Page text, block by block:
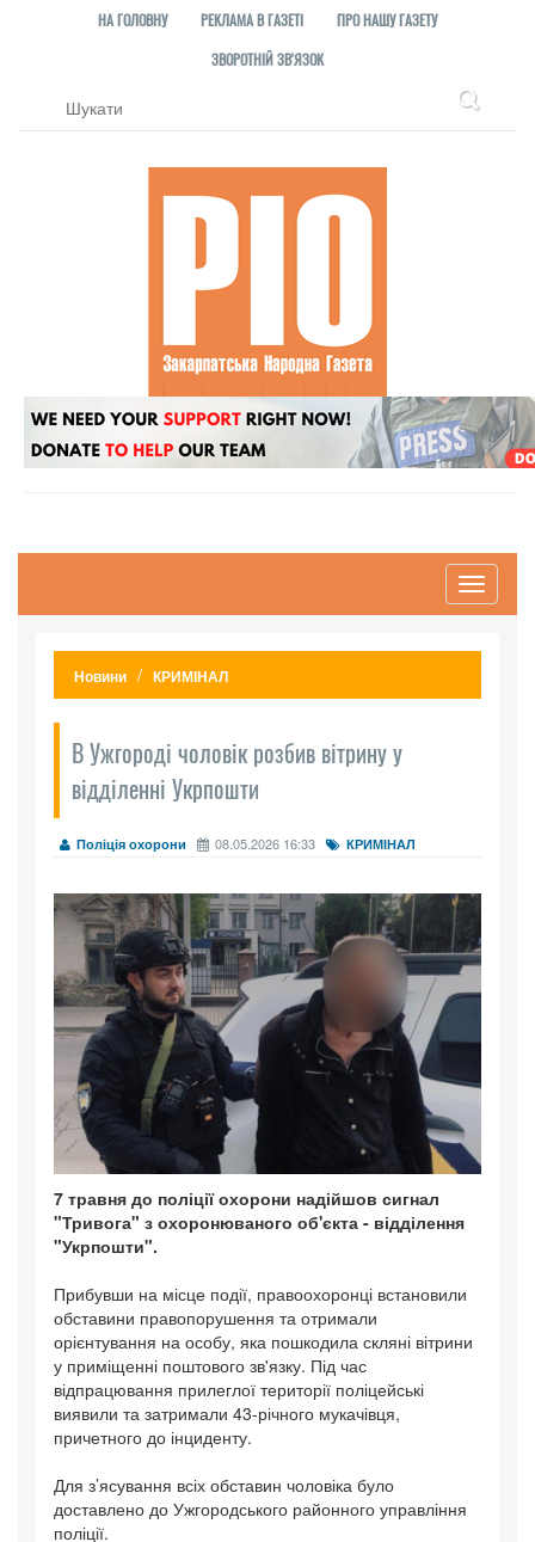
НА ГОЛОВНУ РЕКЛАМА В ГАЗЕТІ
ПРО НАШУ ГАЗЕТУ
ЗВОРОТНІЙ ЗВ'ЯЗОК
Toggle
Новини КРИМІНАЛ
В Ужгороді чоловік розбив вітрину у
відділенні Укрпошти
Поліція охорони 08.05.2026 16:33 КРИМІНАЛ
7 травня до поліції охорони надійшов сигнал
"Тривога" з охоронюваного об'єкта - відділення
"Укрпошти".
Прибувши на місце події, правоохоронці встановили
обставини правопорушення та отримали
орієнтування на особу, яка пошкодила скляні вітрини
у приміщенні поштового зв'язку. Під час
відпрацювання прилеглої території поліцейські
виявили та затримали 43-річного мукачівця,
причетного до інциденту.
Для з’ясування всіх обставин чоловіка було
доставлено до Ужгородського районного управління
поліції.